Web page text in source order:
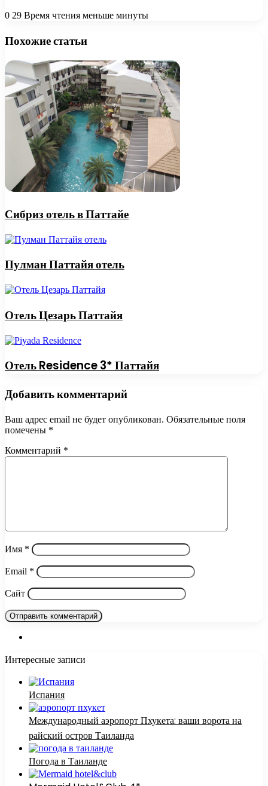
0 29 Время чтения меньше минуты
Похожие статьи
Сибриз отель в Паттайе
Пулман Паттайя отель
Отель Цезарь Паттайя
Отель Residence 3* Паттайя
Добавить комментарий
Ваш адрес email не будет опубликован. Обязательные поля
помечены *
Комментарий *
Имя *
Email *
Сайт
Интересные записи
Испания
Международный аэропорт Пхукета: ваши ворота на
райский остров Таиланда
Погода в Таиланде